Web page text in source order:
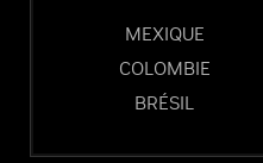
MEXIQUE
COLOMBIE
BRÉSIL